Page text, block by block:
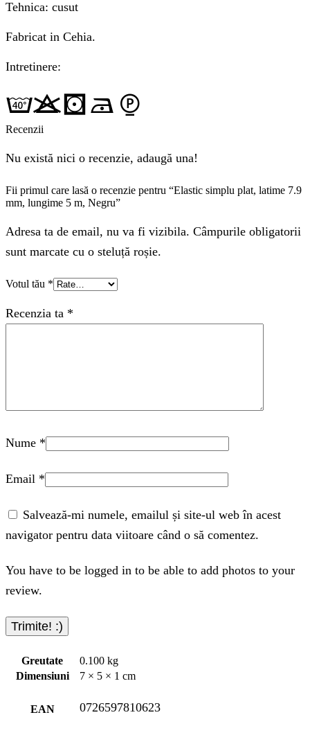
Tehnica: cusut
Fabricat in Cehia.
Intretinere:
Recenzii
Nu există nici o recenzie, adaugă una!
Fii primul care lasă o recenzie pentru “Elastic simplu plat, latime 7.9
mm, lungime 5 m, Negru”
Adresa ta de email, nu va fi vizibila. Câmpurile obligatorii
sunt marcate cu o steluță roșie.
Votul tău *
Recenzia ta *
Nume *
Email *
Salvează-mi numele, emailul și site-ul web în acest
navigator pentru data viitoare când o să comentez.
You have to be logged in to be able to add photos to your
review.
Greutate
0.100 kg
Dimensiuni
7 × 5 × 1 cm
EAN 0726597810623